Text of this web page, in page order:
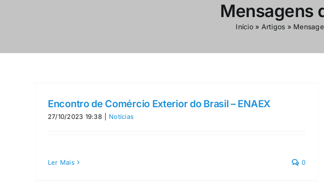
Mensagens
Início» Artigos »
Encontro de Comércio Exterior do Brasil – ENAEX
27/10/2023 19:38 Notícias
Ler Mais 0